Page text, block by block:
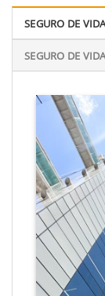
SEGURO DE
SEGURO DE